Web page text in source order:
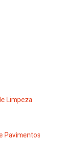
Limpeza
Pavimentos